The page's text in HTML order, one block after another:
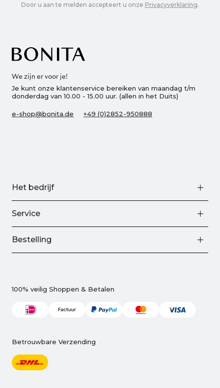
We zijn er voor je!
Je kunt onze klantenservice bereiken van maandag t/m
donderdag van 10.00 - 15.00 uur. (allen in het Duits)
e-shop@bonita.de +49 (0)2852-950888
Door u aan te melden accepteert u onze Privacyverklaring.
Het bedrijf
Service
Bestelling
100% veilig Shoppen & Betalen
Betrouwbare Verzending